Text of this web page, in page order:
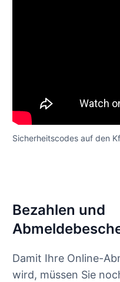
Sicherheitscodes auf den
Bezahlen und
Damit Ihre Online-
wird, müssen Sie